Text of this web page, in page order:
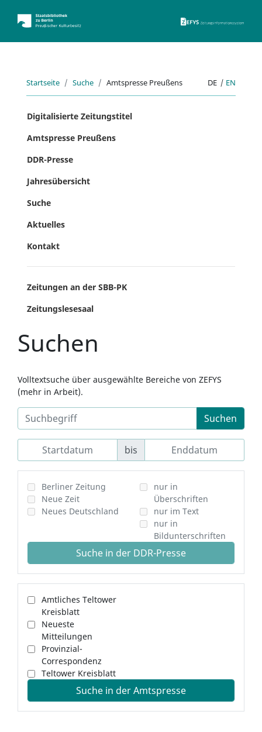
Startseite Suche Amtspresse Preußens DE | EN
Digitalisierte Zeitungstitel
Amtspresse Preußens
DDR-Presse
Jahresübersicht
Suche
Aktuelles
Kontakt
Zeitungen an der SBB-PK
Zeitungslesesaal
Suchen
Volltextsuche über ausgewählte Bereiche von ZEFYS
(mehr in Arbeit).
Suchen
bis
Berliner Zeitung
Neue Zeit
Neues Deutschland
nur in
Überschriften
nur im Text
nur in
Bildunterschriften
Suche in der DDR-Presse
Amtliches Teltower
Kreisblatt
Neueste
Mitteilungen
Provinzial-
Correspondenz
Teltower Kreisblatt
Suche in der Amtspresse